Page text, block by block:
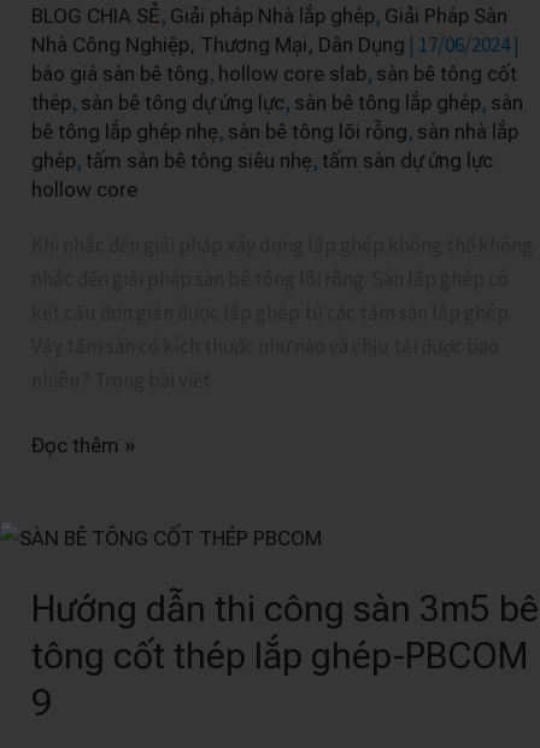
BLOG CHIA SẺ, Giải pháp Nhà lắp ghép, Giải Pháp Sàn
Nhà Công Nghiệp, Thương Mại, Dân Dụng | 17/06/2024|
báo giá sàn bê tông, hollow core slab, sàn bê tông cốt
thép, sàn bê tông dự ứng lực, sàn bê tông lắp ghép, sàn
bê tông lắp ghép nhẹ, sàn bê tông lõi rỗng, sàn nhà lắp
ghép, tấm sàn bê tông siêu nhẹ, tấm sàn dự ứng lực
hollow core
chịu
tải
bao
nhiêu
?
Đọc thêm »
Hướng dẫn thi công sàn 3m5 bê
tông cốt thép lắp ghép-PBCOM
9
Hướng
thi
công
sàn
3m5